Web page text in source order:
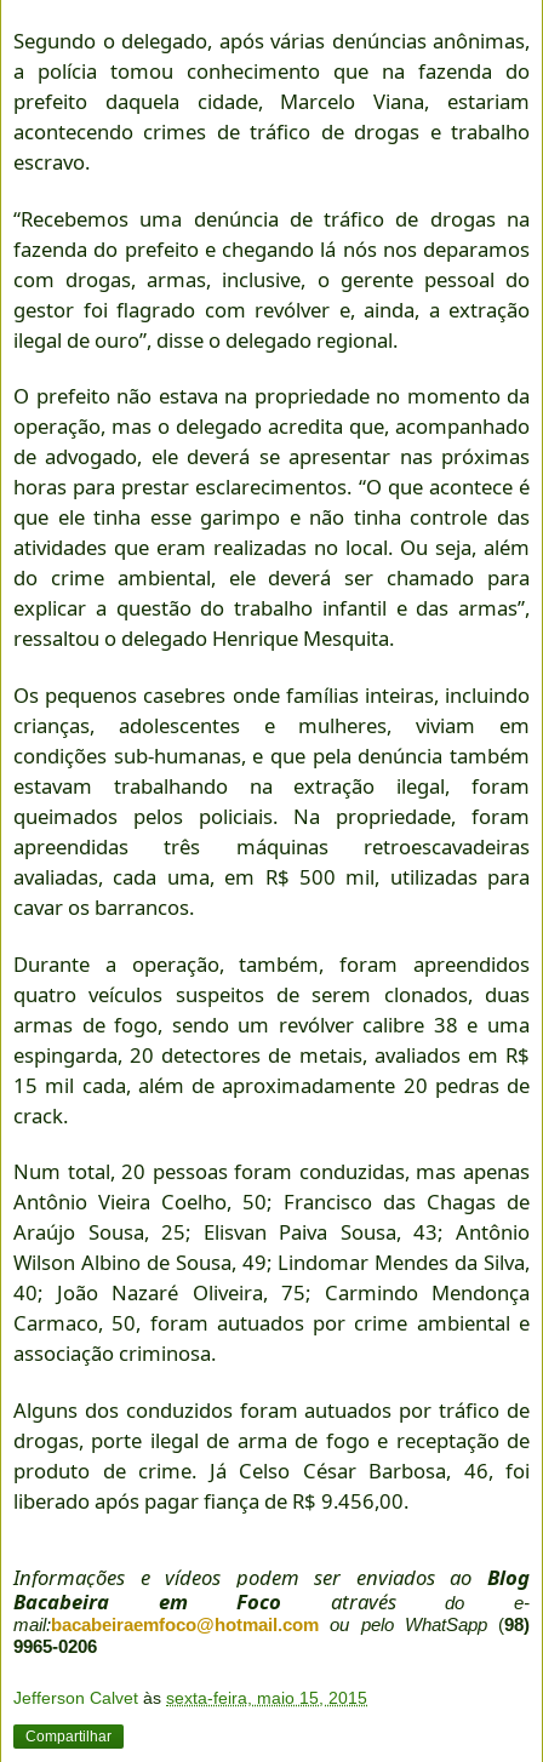
Segundo o delegado, após várias denúncias anônimas,
a polícia tomou conhecimento que na fazenda do
prefeito daquela cidade, Marcelo Viana, estariam
acontecendo crimes de tráfico de drogas e trabalho
escravo.
“Recebemos uma denúncia de tráfico de drogas na
fazenda do prefeito e chegando lá nós nos deparamos
com drogas, armas, inclusive, o gerente pessoal do
gestor foi flagrado com revólver e, ainda, a extração
ilegal de ouro”, disse o delegado regional.
O prefeito não estava na propriedade no momento da
operação, mas o delegado acredita que, acompanhado
de advogado, ele deverá se apresentar nas próximas
horas para prestar esclarecimentos. “O que acontece é
que ele tinha esse garimpo e não tinha controle das
atividades que eram realizadas no local. Ou seja, além
do crime ambiental, ele deverá ser chamado para
explicar a questão do trabalho infantil e das armas”,
ressaltou o delegado Henrique Mesquita.
Os pequenos casebres onde famílias inteiras, incluindo
crianças, adolescentes e mulheres, viviam em
condições sub-humanas, e que pela denúncia também
estavam trabalhando na extração ilegal, foram
queimados pelos policiais. Na propriedade, foram
apreendidas três máquinas retroescavadeiras
avaliadas, cada uma, em R$ 500 mil, utilizadas para
cavar os barrancos.
Durante a operação, também, foram apreendidos
quatro veículos suspeitos de serem clonados, duas
armas de fogo, sendo um revólver calibre 38 e uma
espingarda, 20 detectores de metais, avaliados em R$
15 mil cada, além de aproximadamente 20 pedras de
crack.
Num total, 20 pessoas foram conduzidas, mas apenas
Antônio Vieira Coelho, 50; Francisco das Chagas de
Araújo Sousa, 25; Elisvan Paiva Sousa, 43; Antônio
Wilson Albino de Sousa, 49; Lindomar Mendes da Silva,
40; João Nazaré Oliveira, 75; Carmindo Mendonça
Carmaco, 50, foram autuados por crime ambiental e
associação criminosa.
Alguns dos conduzidos foram autuados por tráfico de
drogas, porte ilegal de arma de fogo e receptação de
produto de crime. Já Celso César Barbosa, 46, foi
liberado após pagar fiança de R$ 9.456,00.
Informações e vídeos podem ser enviados ao Blog
Bacabeira em Foco através
do e-
mail:bacabeiraemfoco@hotmail.com ou pelo WhatSapp (98)
9965-0206
Jefferson Calvet às sexta-feira, maio 15, 2015
Compartilhar